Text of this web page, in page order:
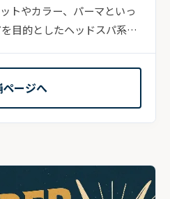
トやカラー、パーマといっ
目的としたヘッドスパ系メ
ページへ